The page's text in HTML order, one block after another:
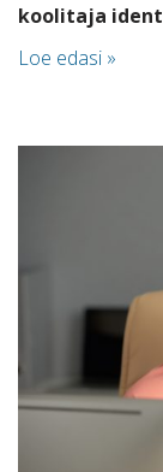
koolitaja
Loe edasi »